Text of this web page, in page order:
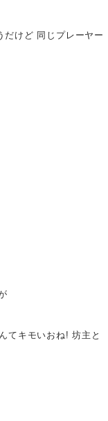
だけど 同じプレーヤー
てキモいおね! 坊主と